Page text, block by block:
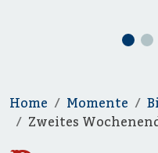
Home Momente
Zweites